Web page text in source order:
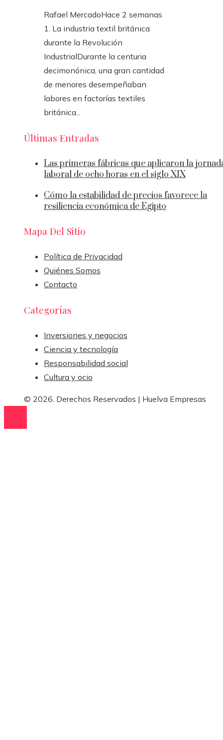
Rafael MercadoHace 2 semanas
1. La industria textil británica
durante la Revolución
IndustrialDurante la centuria
decimonónica, una gran cantidad
de menores desempeñaban
labores en factorías textiles
británica...
Últimas Entradas
Las primeras fábricas que aplicaron la
laboral de ocho horas en el siglo XIX
Cómo la estabilidad de precios favorece la
resiliencia económica de Egipto
Mapa Del Sitio
Política de Privacidad
Quiénes Somos
Contacto
Categorías
Inversiones y negocios
Ciencia y tecnología
Responsabilidad social
Cultura y ocio
© 2026. Derechos Reservados | Huelva Empresas